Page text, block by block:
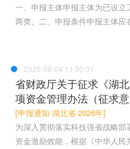
一、申报主体申报主体为已设
两类。二、申报条件申报主体
2026-08-04 11:30:31
省财政厅关于征求《湖
项资金管理办法（征求
[申报通知-湖北省-2026年]
为深入贯彻落实科技强省战略
资金激励效能，根据《中华人